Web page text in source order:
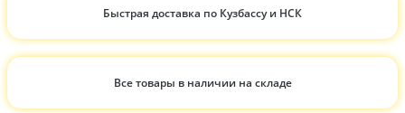
Быстрая доставка по Кузбассу и НСК
Все товары в наличии на складе